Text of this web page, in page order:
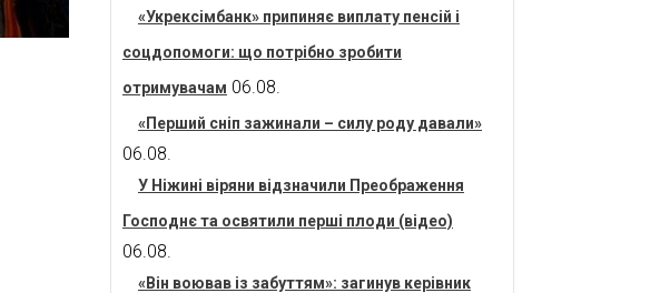
«Укрексімбанк» припиняє виплату пенсій і
соцдопомоги: що потрібно зробити
отримувачам 06.08.
«Перший сніп зажинали – силу роду давали»
06.08.
У Ніжині віряни відзначили Преображення
Господнє та освятили перші плоди (відео)
06.08.
«Він воював із забуттям»: загинув керівник